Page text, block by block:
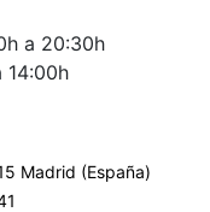
a 20:30h
14:00h
Madrid (España)